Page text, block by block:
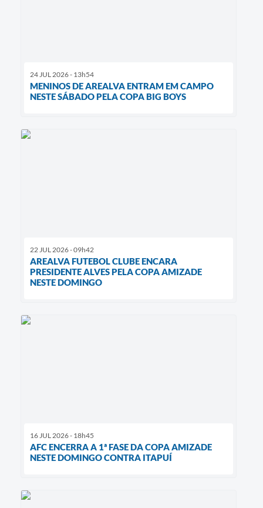
24 JUL 2026 - 13h54
MENINOS DE AREALVA ENTRAM EM CAMPO
NESTE SÁBADO PELA COPA BIG BOYS
22 JUL 2026 - 09h42
AREALVA FUTEBOL CLUBE ENCARA
PRESIDENTE ALVES PELA COPA AMIZADE
NESTE DOMINGO
16 JUL 2026 - 18h45
AFC ENCERRA A 1ª FASE DA COPA AMIZADE
NESTE DOMINGO CONTRA ITAPUÍ